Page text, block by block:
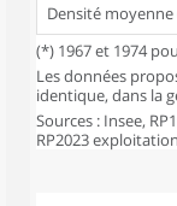
Densité
(*) 1967 et 1974
Les données
identique, dans la
Sources : Insee,
RP2023